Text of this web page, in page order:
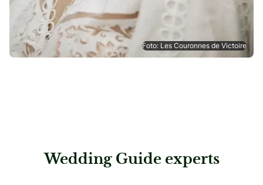
Foto: Les Couronnes de Victoire
Wedding Guide experts